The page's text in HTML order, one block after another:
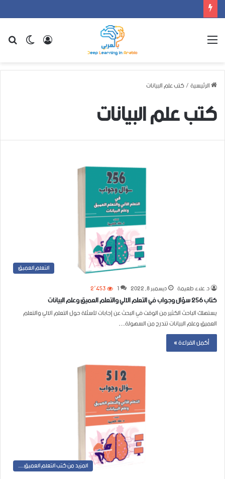
الوضع تسجيل
القائمة
الرئيسية/كتب علم البيانات
كتب علم البيانات
التعلم العميق
د. علاء طعيمة
ديسمبر 8, 2022 1 2٬453
كتاب 256 سؤال وجواب في التعلم الآلي والتعلم العميق وعلم البيانات
يستهلك الباحث الكثير من الوقت في البحث عن إجابات لأسئلة حول التعلم الآلي والتعلم
العميق وعلم البيانات تندرج من السهولة…
أكمل القراءة »
المزيد من كتب التعلم العميق......